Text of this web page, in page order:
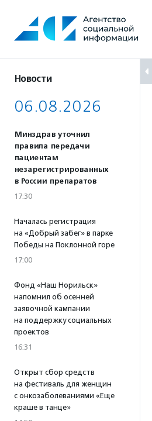
содержанию
Новости
06.08.2026
Минздрав уточнил
правила передачи
пациентам
незарегистрированных
в России препаратов
17:30
Началась регистрация
на «Добрый забег» в парке
Победы на Поклонной горе
17:00
Фонд «Наш Норильск»
напомнил об осенней
заявочной кампании
на поддержку социальных
проектов
16:31
Открыт сбор средств
на фестиваль для женщин
с онкозаболеваниями «Еще
краше в танце»